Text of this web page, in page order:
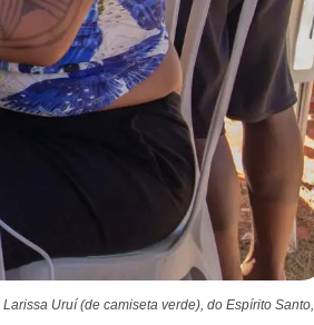
Uruí (de camiseta verde), do Espírito Santo,